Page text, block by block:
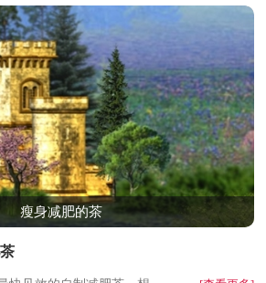
瘦身减肥的茶